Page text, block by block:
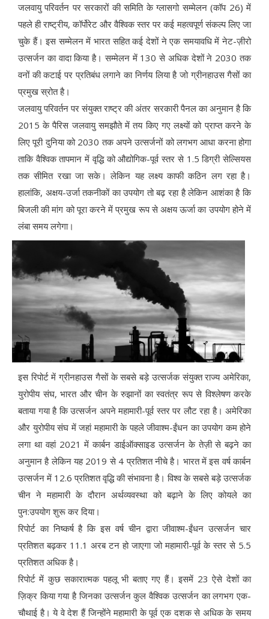
जलवायु परिवर्तन पर सरकारों की समिति के ग्लासगो सम्मेलन (कॉप 26) में
पहले ही राष्ट्रीय, कॉर्पोरेट और वैश्विक स्तर पर कई महत्वपूर्ण संकल्प लिए जा
चुके हैं। इस सम्मेलन में भारत सहित कई देशों ने एक समयावधि में नेट-ज़ीरो
उत्सर्जन का वादा किया है। सम्मेलन में 130 से अधिक देशों ने 2030 तक
वनों की कटाई पर प्रतिबंध लगाने का निर्णय लिया है जो ग्रीनहाउस गैसों का
प्रमुख स्रोत है।
जलवायु परिवर्तन पर संयुक्त राष्ट्र की अंतर सरकारी पैनल का अनुमान है कि
2015 के पैरिस जलवायु समझौते में तय किए गए लक्ष्यों को प्राप्त करने के
लिए पूरी दुनिया को 2030 तक अपने उत्सर्जनों को लगभग आधा करना होगा
ताकि वैश्विक तापमान में वृद्धि को औद्योगिक-पूर्व स्तर से 1.5 डिग्री सेल्सियस
तक सीमित रखा जा सके। लेकिन यह लक्ष्य काफी कठिन लग रहा है।
हालांकि, अक्षय-उर्जा तकनीकों का उपयोग तो बढ़ रहा है लेकिन आशंका है कि
बिजली की मांग को पूरा करने में प्रमुख रूप से अक्षय ऊर्जा का उपयोग होने में
लंबा समय लगेगा।
इस रिपोर्ट में ग्रीनहाउस गैसों के सबसे बड़े उत्सर्जक संयुक्त राज्य अमेरिका,
युरोपीय संघ, भारत और चीन के रुझानों का स्वतंत्र रूप से विश्लेषण करके
बताया गया है कि उत्सर्जन अपने महामारी-पूर्व स्तर पर लौट रहा है। अमेरिका
और युरोपीय संघ में जहां महामारी के पहले जीवाश्म-ईंधन का उपयोग कम होने
लगा था वहां 2021 में कार्बन डाईऑक्साइड उत्सर्जन के तेज़ी से बढ़ने का
अनुमान है लेकिन यह 2019 से 4 प्रतिशत नीचे है। भारत में इस वर्ष कार्बन
उत्सर्जन में 12.6 प्रतिशत वृद्धि की संभावना है। विश्व के सबसे बड़े उत्सर्जक
चीन ने महामारी के दौरान अर्थव्यवस्था को बढ़ाने के लिए कोयले का
पुन:उपयोग शुरू कर दिया।
रिपोर्ट का निष्कर्ष है कि इस वर्ष चीन द्वारा जीवाश्म-ईंधन उत्सर्जन चार
प्रतिशत बढ़कर 11.1 अरब टन हो जाएगा जो महामारी-पूर्व के स्तर से 5.5
प्रतिशत अधिक है।
रिपोर्ट में कुछ सकारात्मक पहलू भी बताए गए हैं। इसमें 23 ऐसे देशों का
ज़िक्र किया गया है जिनका उत्सर्जन कुल वैश्विक उत्सर्जन का लगभग एक-
चौथाई है। ये वे देश हैं जिन्होंने महामारी के पूर्व एक दशक से अधिक के समय